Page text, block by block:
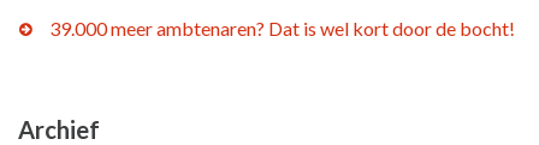
39.000 meer ambtenaren? Dat is wel kort door de bocht!
Archief